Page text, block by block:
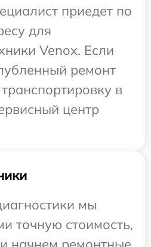
приедет по
для
Venox. Если
ремонт
в
центр
мы
точную стоимость,